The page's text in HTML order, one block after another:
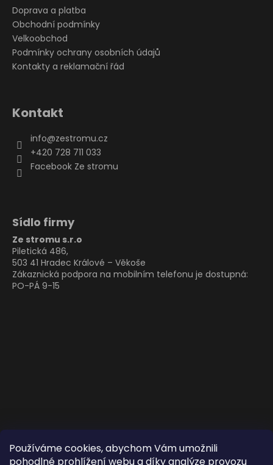
Používáme cookies, abychom Vám umožnili
pohodlné prohlížení webu a díky analýze provozu
Doprava a platba
Obchodní podmínky
Velkoobchod
Podmínky ochrany osobních údajů
Kontakty a reklamační řád
Kontakt
info@zestromu.cz
+420 728 711 033
Facebook Ze stromu
Sídlo firmy
Ze stromu s.r.o
Piletická 486,
503 41 Hradec Králové – Věkoše
Zákaznická podpora na mobilním telefonu je dostupná:
PO-PÁ 9-15